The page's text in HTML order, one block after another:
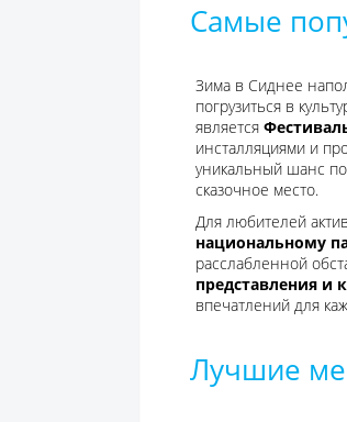
Самые
Зима в Сиднее
погрузиться в
является
инсталляциями и
уникальный шанс
сказочное место.
Для любителей
национальному
расслабленной
представления и
впечатлений для
Лучшие